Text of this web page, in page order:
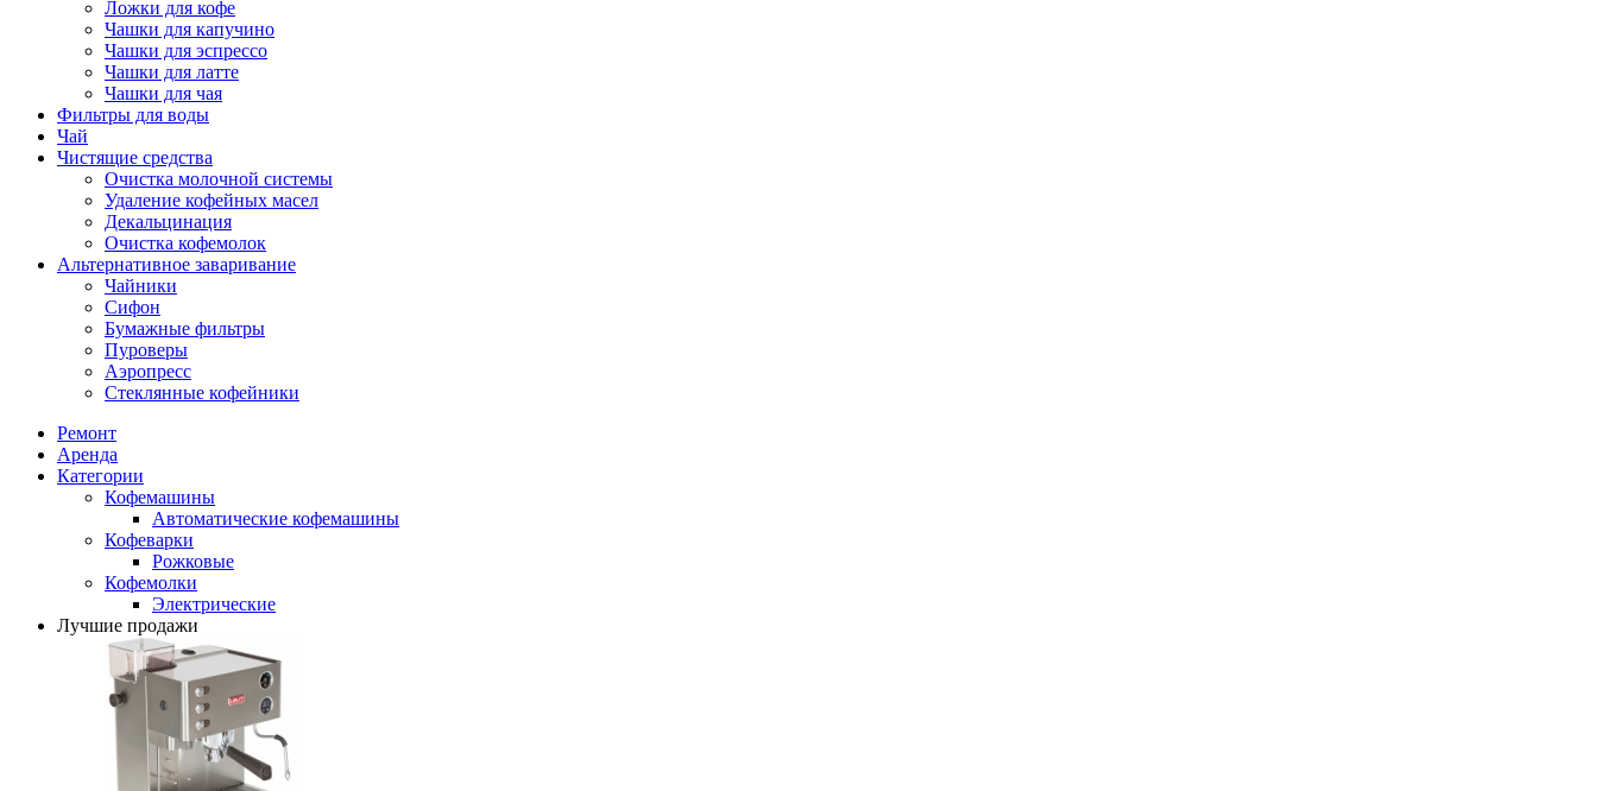
Ложки для кофе
Чашки для капучино
Чашки для эспрессо
Чашки для латте
Чашки для чая
Фильтры для воды
Чай
Чистящие средства
Очистка молочной системы
Удаление кофейных масел
Декальцинация
Очистка кофемолок
Альтернативное заваривание
Чайники
Сифон
Бумажные фильтры
Пуроверы
Аэропресс
Стеклянные кофейники
Ремонт
Аренда
Категории
Кофемашины
Автоматические кофемашины
Кофеварки
Рожковые
Кофемолки
Электрические
Лучшие продажи